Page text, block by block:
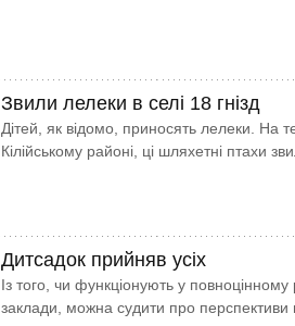
Звили лелеки в селі 18 гнізд
Дітей, як відомо, приносять лелеки. На
Кілійському ра­йоні, ці шляхетні птахи
Дитсадок прийняв усіх
Із того, чи функціонують у
заклади, можна судити про перспективи